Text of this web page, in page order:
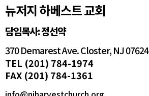
뉴저지 하베스트 교회
담임목사: 정선약
370 Demarest Ave. Closter, NJ 07624
TEL (201) 784-1974
FAX (201) 784-1361